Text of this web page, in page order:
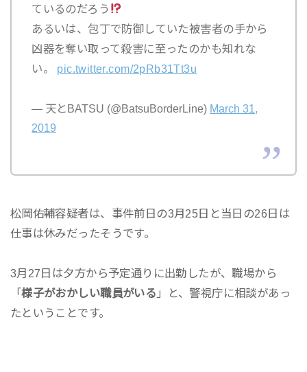
ているのだろう
あるいは、包丁で防御していた被害者の手から
凶器を奪い取って殺害に至ったのかも知れな
い。 pic.twitter.com/2pRb31Tt3u
— 天とBATSU (@BatsuBorderLine) March 31,
2019
松岡佑輔容疑者は、事件前日の3月25日と当日の26日は
仕事は休みだったそうです。
3月27日は夕方から予定通りに出勤したが、職場から
「様子がおかしい職員がいる 」と、警視庁に相談があっ
たということです。